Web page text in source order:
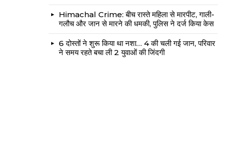
Himachal Crime: बीच रास्ते महिला से मारपीट, गाली-
गलौच और जान से मारने की धमकी, पुलिस ने दर्ज किया केस
6 दोस्तों ने शुरू किया था नशा… 4 की चली गई जान, परिवार
ने समय रहते बचा ली 2 युवाओं की जिंदगी